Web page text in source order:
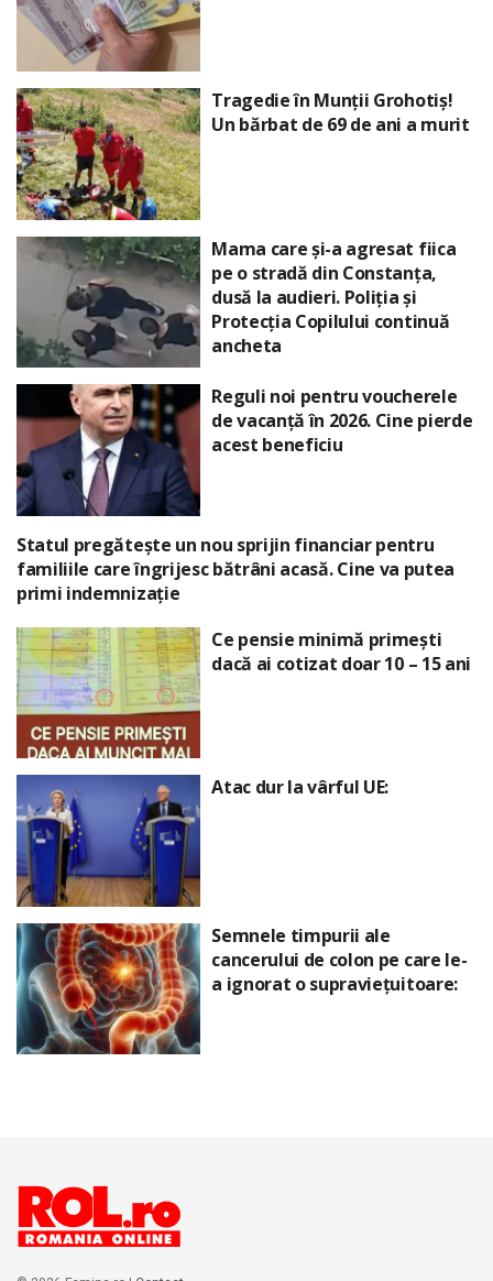
Tragedie în Munții Grohotiș!
Un bărbat de 69 de ani a murit
Mama care și-a agresat fiica
pe o stradă din Constanța,
dusă la audieri. Poliția și
Protecția Copilului continuă
ancheta
Reguli noi pentru voucherele
de vacanță în 2026. Cine pierde
acest beneficiu
Statul pregătește un nou sprijin financiar pentru
familiile care îngrijesc bătrâni acasă. Cine va putea
primi indemnizație
Ce pensie minimă primești
dacă ai cotizat doar 10 – 15 ani
Atac dur la vârful UE:
Semnele timpurii ale
cancerului de colon pe care le-
a ignorat o supraviețuitoare: